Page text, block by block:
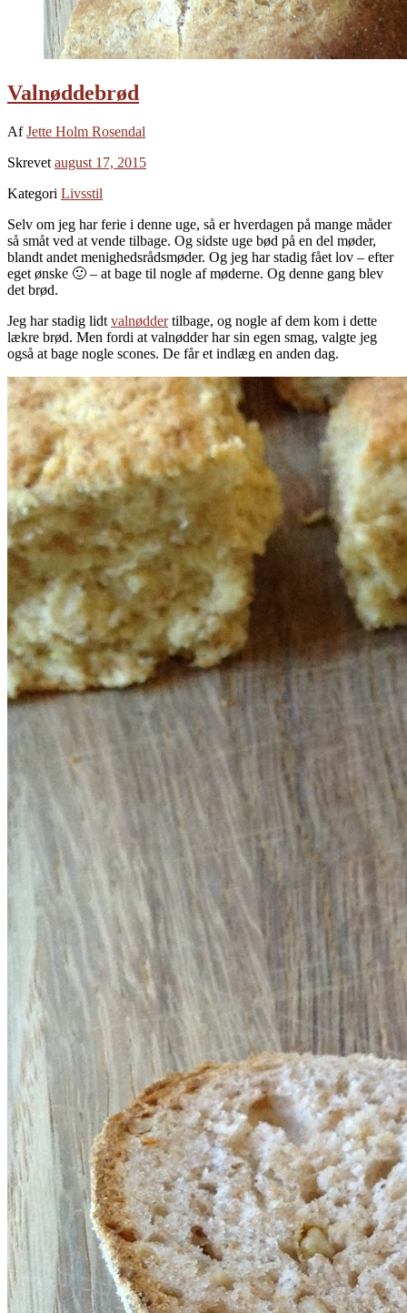
Valnøddebrød
AfJette Holm Rosendal
Skrevet august 17, 2015
Kategori Livsstil
Selv om jeg har ferie i denne uge, så er hverdagen på mange måder
så småt ved at vende tilbage. Og sidste uge bød på en del møder,
blandt andet menighedsrådsmøder. Og jeg har stadig fået lov – efter
eget ønske 🙂 – at bage til nogle af møderne. Og denne gang blev
det brød.
Jeg har stadig lidt valnøddertilbage, og nogle af dem kom i dette
lækre brød. Men fordi at valnødder har sin egen smag, valgte jeg
også at bage nogle scones. De får et indlæg en anden dag.